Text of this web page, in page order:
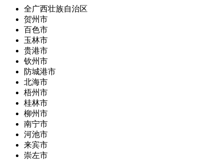
全广西壮族自治区
贺州市
百色市
玉林市
贵港市
钦州市
防城港市
北海市
梧州市
桂林市
柳州市
南宁市
河池市
来宾市
崇左市